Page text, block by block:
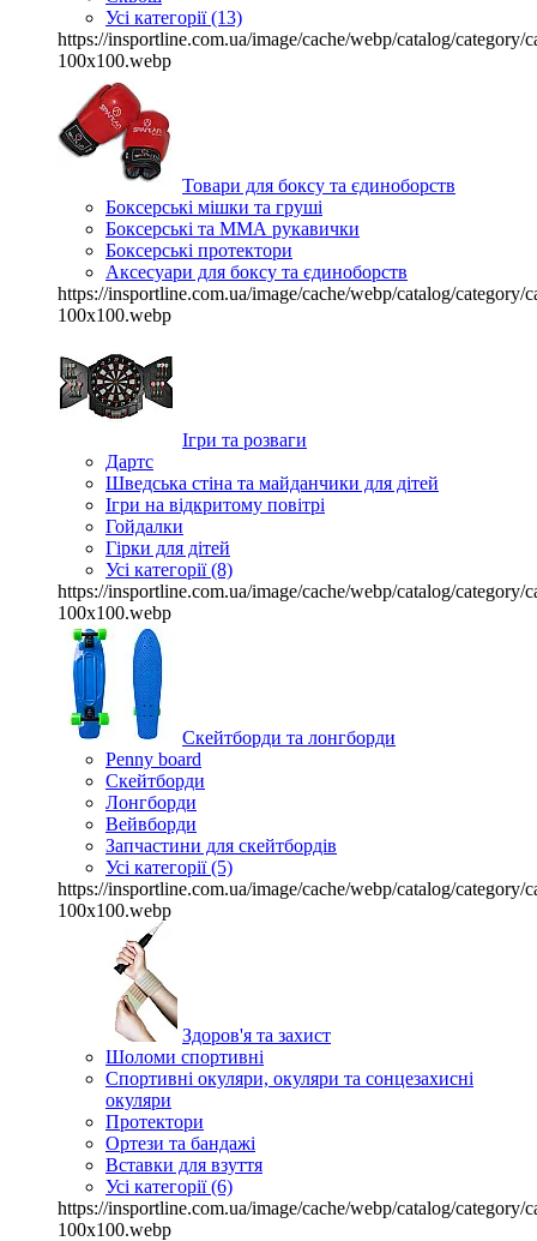
Усі категорії (13)
https://insportline.com.ua/image/cache/webp/catalog/category/
100x100.webp
Товари для боксу та єдиноборств
Боксерські мішки та груші
Боксерські та ММА рукавички
Боксерські протектори
Аксесуари для боксу та єдиноборств
https://insportline.com.ua/image/cache/webp/catalog/category/
100x100.webp
Ігри та розваги
Дартс
Шведська стіна та майданчики для дітей
Ігри на відкритому повітрі
Гойдалки
Гірки для дітей
Усі категорії (8)
https://insportline.com.ua/image/cache/webp/catalog/category/
100x100.webp
Скейтборди та лонгборди
Penny board
Скейтборди
Лонгборди
Вейвборди
Запчастини для скейтбордів
Усі категорії (5)
https://insportline.com.ua/image/cache/webp/catalog/category/
100x100.webp
Здоров'я та захист
Шоломи спортивні
Спортивні окуляри, окуляри та сонцезахисні
окуляри
Протектори
Ортези та бандажі
Вставки для взуття
Усі категорії (6)
https://insportline.com.ua/image/cache/webp/catalog/category/
100x100.webp